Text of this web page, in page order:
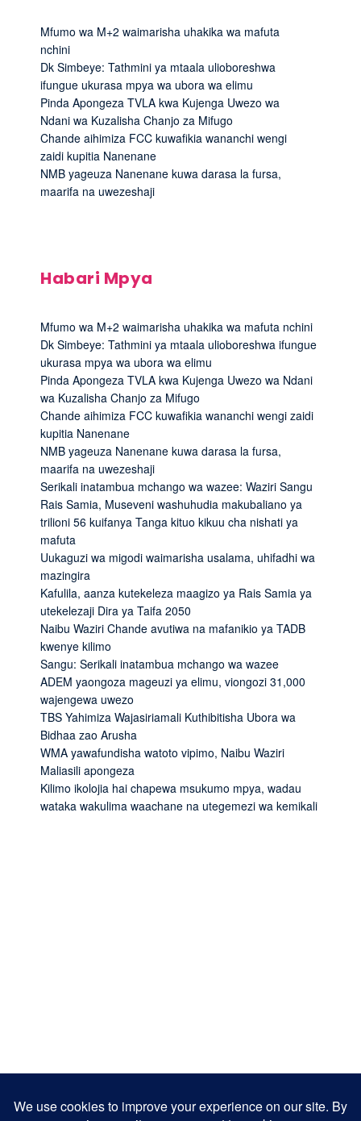
Mfumo wa M+2 waimarisha uhakika wa mafuta
nchini
Dk Simbeye: Tathmini ya mtaala ulioboreshwa
ifungue ukurasa mpya wa ubora wa elimu
Pinda Apongeza TVLA kwa Kujenga Uwezo wa
Ndani wa Kuzalisha Chanjo za Mifugo
Chande aihimiza FCC kuwafikia wananchi wengi
zaidi kupitia Nanenane
NMB yageuza Nanenane kuwa darasa la fursa,
maarifa na uwezeshaji
Habari Mpya
Mfumo wa M+2 waimarisha uhakika wa mafuta nchini
Dk Simbeye: Tathmini ya mtaala ulioboreshwa ifungue
ukurasa mpya wa ubora wa elimu
Pinda Apongeza TVLA kwa Kujenga Uwezo wa Ndani
wa Kuzalisha Chanjo za Mifugo
Chande aihimiza FCC kuwafikia wananchi wengi zaidi
kupitia Nanenane
NMB yageuza Nanenane kuwa darasa la fursa,
maarifa na uwezeshaji
Serikali inatambua mchango wa wazee: Waziri Sangu
Rais Samia, Museveni washuhudia makubaliano ya
trilioni 56 kuifanya Tanga kituo kikuu cha nishati ya
mafuta
Uukaguzi wa migodi waimarisha usalama, uhifadhi wa
mazingira
Kafulila, aanza kutekeleza maagizo ya Rais Samia ya
utekelezaji Dira ya Taifa 2050
Naibu Waziri Chande avutiwa na mafanikio ya TADB
kwenye kilimo
Sangu: Serikali inatambua mchango wa wazee
ADEM yaongoza mageuzi ya elimu, viongozi 31,000
wajengewa uwezo
TBS Yahimiza Wajasiriamali Kuthibitisha Ubora wa
Bidhaa zao Arusha
WMA yawafundisha watoto vipimo, Naibu Waziri
Maliasili apongeza
Kilimo ikolojia hai chapewa msukumo mpya, wadau
wataka wakulima waachane na utegemezi wa kemikali